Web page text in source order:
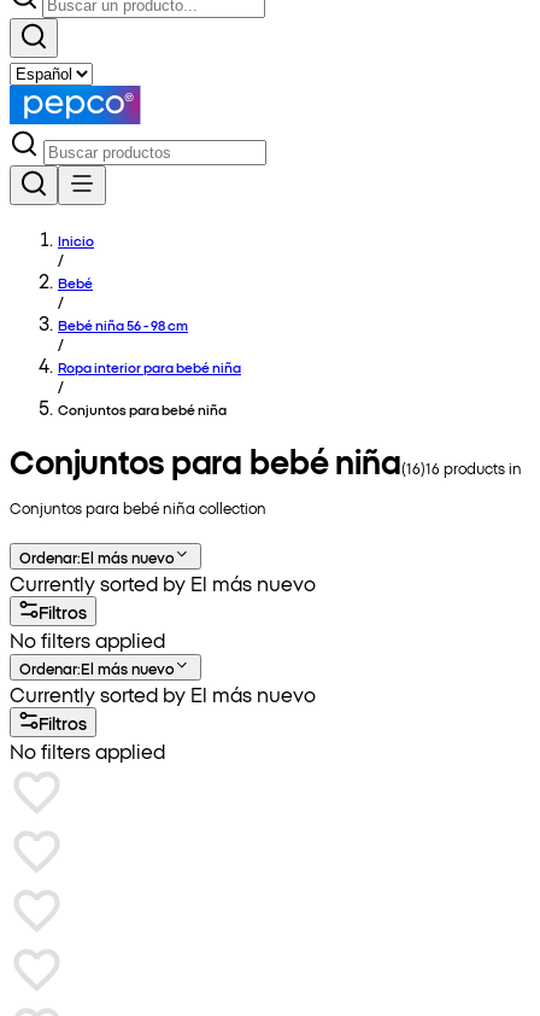
Inicio
/
Bebé
/
Bebé niña 56 - 98 cm
/
Ropa interior para bebé niña
/
Conjuntos para bebé niña
Conjuntos para bebé niña(16)16 products in
Conjuntos para bebé niña collection
Ordenar:El más nuevo
Currently sorted by El más nuevo
Filtros
No filters applied
Ordenar:El más nuevo
Currently sorted by El más nuevo
Filtros
No filters applied